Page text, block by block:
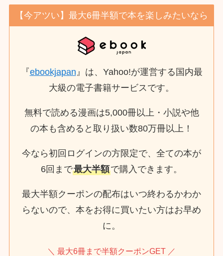
【今アツい】最大6冊半額で本を楽しみたいなら
『ebookjapan』は、Yahoo!が運営する国内最
大級の電子書籍サービスです。
無料で読める漫画は5,000冊以上・小説や他
の本も含めると取り扱い数80万冊以上！
今なら初回ログインの方限定で、全ての本が
6回まで最大半額で購入できます。
最大半額クーポンの配布はいつ終わるかわか
らないので、本をお得に買いたい方はお早め
に。
＼ 最大6冊まで半額クーポンGET ／